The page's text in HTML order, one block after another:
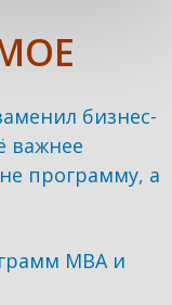
бизнес-
важнее
программу, а
МВА и